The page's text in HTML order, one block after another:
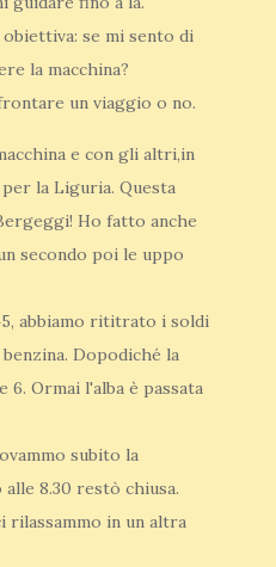
se mi sento di
la macchina?
un viaggio o no.
e con gli altri,in
la Liguria. Questa
Ho fatto anche
secondo poi le uppo
abbiamo rititrato i soldi
benzina. Dopodiché la
6. Ormai l'alba è passata
subito la
8.30 restò chiusa.
in un altra